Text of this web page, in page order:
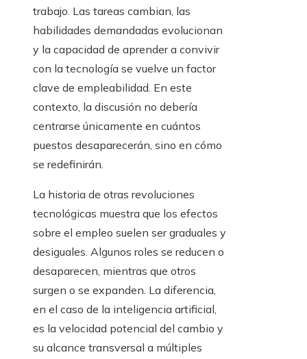
trabajo. Las tareas cambian, las
habilidades demandadas evolucionan
y la capacidad de aprender a convivir
con la tecnología se vuelve un factor
clave de empleabilidad. En este
contexto, la discusión no debería
centrarse únicamente en cuántos
puestos desaparecerán, sino en cómo
se redefinirán.
La historia de otras revoluciones
tecnológicas muestra que los efectos
sobre el empleo suelen ser graduales y
desiguales. Algunos roles se reducen o
desaparecen, mientras que otros
surgen o se expanden. La diferencia,
en el caso de la inteligencia artificial,
es la velocidad potencial del cambio y
su alcance transversal a múltiples